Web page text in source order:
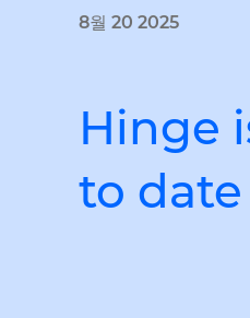
8월 20 2025
Hinge
to